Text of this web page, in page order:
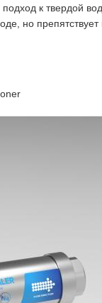
к твердой
но препятствует